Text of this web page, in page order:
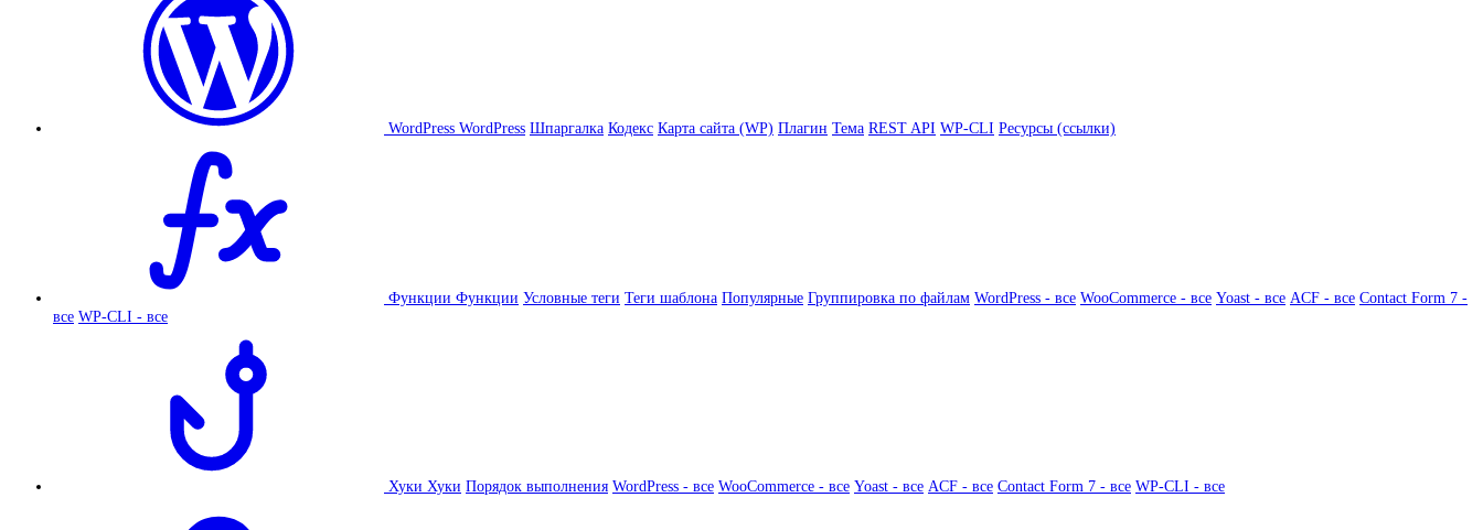
WordPress WordPress Шпаргалка Кодекс Карта сайта (WP) Плагин Тема REST API WP-CLI Ресурсы (ссылки)
Функции Функции Условные теги Теги шаблона Популярные Группировка по файлам WordPress - все WooCommerce - все Yoast - все ACF - все Contact Form 7 -
все WP-CLI - все
Хуки Хуки Порядок выполнения WordPress - все WooCommerce - все Yoast - все ACF - все Contact Form 7 - все WP-CLI - все